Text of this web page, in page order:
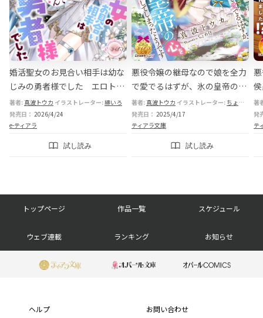
婚活聖女のお見合い相手は幼な
じみの勇者様でした エロトラ
ップダンジョン攻略なんて聞い
てません！
著者: 真波トウカ イラストレーター:緋いろ
発売日： 2026/4/24
e-ティアラ
試し読み
悪役令嬢の継母なので娘を全力
で愛でるはずが、氷の皇帝の心
を溶かしてしまったようです
著者: 真波トウカ イラストレーター: ちょめ仔
発売日： 2025/4/17
ティアラ文庫
試し読み
著
発
テ
タ
トップページ 作品一覧 スケジュール
ウェブ連載 ランキング お知らせ
ヘルプ お問い合わせ